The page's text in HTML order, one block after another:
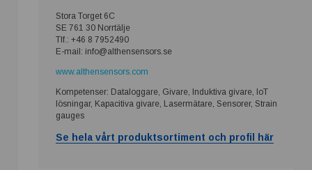
Stora Torget 6C
SE 761 30 Norrtälje
Tlf.: +46 8 7952490
E-mail: info@althensensors.se
www.althensensors.com
Kompetenser: Dataloggare, Givare, Induktiva givare, IoT
lösningar, Kapacitiva givare, Lasermätare, Sensorer, Strain
gauges
Se hela vårt produktsortiment och profil här